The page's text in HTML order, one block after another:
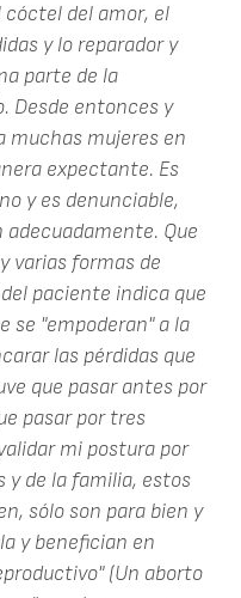
del amor, el
y lo reparador y
parte de la
Desde entonces y
muchas mujeres en
expectante. Es
y es denunciable,
Que
varias formas de
paciente indica que
se "empoderan" a la
las pérdidas que
que pasar antes por
pasar por tres
mi postura por
y de la familia, estos
sólo son para bien y
y benefician en
(Un aborto